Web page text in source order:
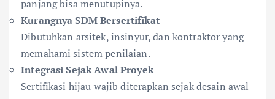
panjang bisa menutupinya.
Kurangnya SDM Bersertifikat
Dibutuhkan arsitek, insinyur, dan kontraktor yang
memahami sistem penilaian.
Integrasi Sejak Awal Proyek
Sertifikasi hijau wajib diterapkan sejak desain awal